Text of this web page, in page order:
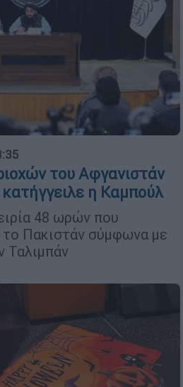
του Αφγανιστάν
η Καμπούλ
48 ωρών που
Πακιστάν σύμφωνα με
Ταλιμπάν